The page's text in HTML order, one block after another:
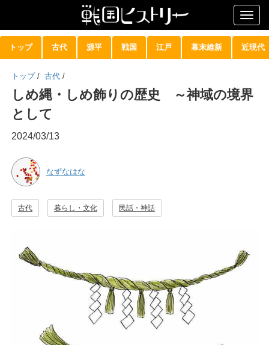
トップ 古代 源平 戦国 江戸 幕末維新 近現代
トップ / 古代 /
しめ縄・しめ飾りの歴史 ～神域の境界
として
2024/03/13
なずなはな
古代 暮らし・文化 民話・神話